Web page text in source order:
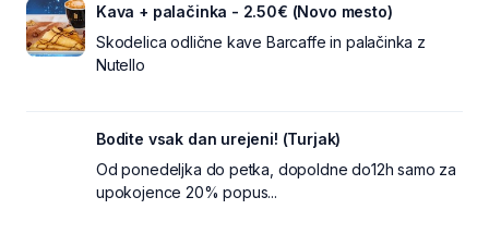
Kava + palačinka - 2.50€ (Novo mesto)
Skodelica odlične kave Barcaffe in palačinka z
Nutello
Bodite vsak dan urejeni! (Turjak)
Od ponedeljka do petka, dopoldne do12h samo za
upokojence 20% popus...